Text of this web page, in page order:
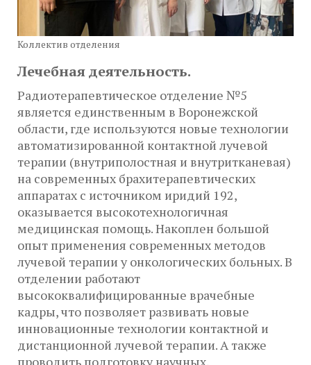
Коллектив отделения
Лечебная деятельность.
Радиотерапевтическое отделение №5
является единственным в Воронежской
области, где используются новые технологии
автоматизированной контактной лучевой
терапии (внутриполостная и внутритканевая)
на современных брахитерапевтических
аппаратах с источником иридий 192,
оказывается высокотехнологичная
медицинская помощь. Накоплен большой
опыт применения современных методов
лучевой терапии у онкологических больных. В
отделении работают
высококвалифицированные врачебные
кадры, что позволяет развивать новые
инновационные технологии контактной и
дистанционной лучевой терапии. А также
проводить подготовку научных,